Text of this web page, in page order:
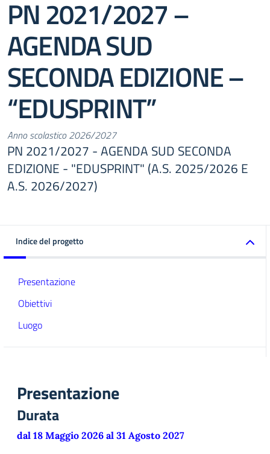
PN 2021/2027 –
AGENDA SUD
SECONDA EDIZIONE –
“EDUSPRINT”
Anno scolastico 2026/2027
PN 2021/2027 - AGENDA SUD SECONDA
EDIZIONE - "EDUSPRINT" (A.S. 2025/2026 E
A.S. 2026/2027)
Indice del progetto
Presentazione
Obiettivi
Luogo
Presentazione
Durata
dal 18 Maggio 2026 al 31 Agosto 2027